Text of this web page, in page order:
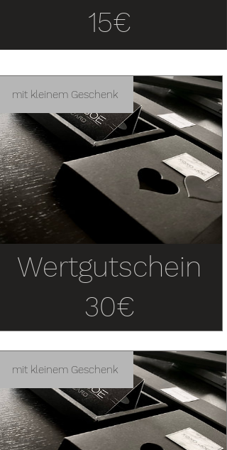
15€
mit kleinem Geschenk
Wertgutschein
30€
mit kleinem Geschenk